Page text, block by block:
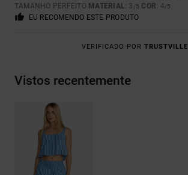
TAMANHO PERFEITO MATERIAL: 3 /5 COR: 4/5
EU RECOMENDO ESTE PRODUTO
VERIFICADO POR TRUSTVILLE
Vistos recentemente